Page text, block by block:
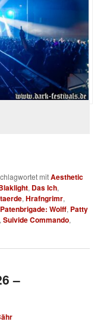
mitAesthetic
, Das Ich,
,Hrafngrimr,
Patenbrigade: Wolff, Patty
,Suivide Commando,
–